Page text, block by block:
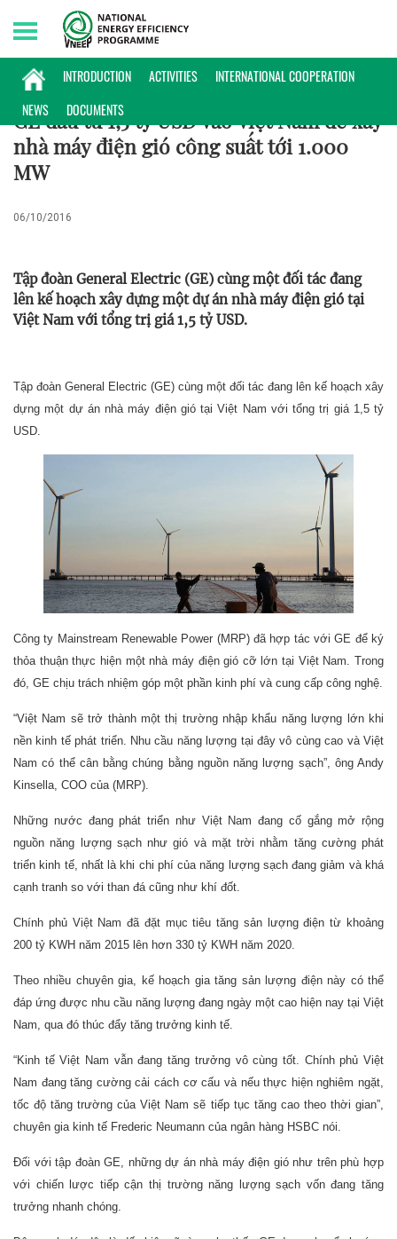
INTRODUCTION ACTIVITIES
INTERNATIONAL COOPERATION
NEWS
DOCUMENTS
Saturday, 08/08/2026 | 12:53 GMT+7
KINH NGHIỆM
GE đầu tư 1,5 tỷ USD vào Việt Nam để xây
nhà máy điện gió công suất tới 1.000
MW
06/10/2016
Tập đoàn General Electric (GE) cùng một đối tác đang
lên kế hoạch xây dựng một dự án nhà máy điện gió tại
Việt Nam với tổng trị giá 1,5 tỷ USD.
Tập đoàn General Electric (GE) cùng một đối tác đang lên kế hoạch xây
dựng một dự án nhà máy điện gió tại Việt Nam với tổng trị giá 1,5 tỷ
USD.
Công ty Mainstream Renewable Power (MRP) đã hợp tác với GE để ký
thỏa thuận thực hiện một nhà máy điện gió cỡ lớn tại Việt Nam. Trong
đó, GE chịu trách nhiệm góp một phần kinh phí và cung cấp công nghệ.
“Việt Nam sẽ trở thành một thị trường nhập khẩu năng lượng lớn khi
nền kinh tế phát triển. Nhu cầu năng lượng tại đây vô cùng cao và Việt
Nam có thể cân bằng chúng bằng nguồn năng lượng sạch”, ông Andy
Kinsella, COO của (MRP).
Những nước đang phát triển như Việt Nam đang cố gắng mở rộng
nguồn năng lượng sạch như gió và mặt trời nhằm tăng cường phát
triển kinh tế, nhất là khi chi phí của năng lượng sạch đang giảm và khá
cạnh tranh so với than đá cũng như khí đốt.
Chính phủ Việt Nam đã đặt mục tiêu tăng sản lượng điện từ khoảng
200 tỷ KWH năm 2015 lên hơn 330 tỷ KWH năm 2020.
Theo nhiều chuyên gia, kế hoạch gia tăng sản lượng điện này có thể
đáp ứng được nhu cầu năng lượng đang ngày một cao hiện nay tại Việt
Nam, qua đó thúc đẩy tăng trưởng kinh tế.
“Kinh tế Việt Nam vẫn đang tăng trưởng vô cùng tốt. Chính phủ Việt
Nam đang tăng cường cải cách cơ cấu và nếu thực hiện nghiêm ngặt,
tốc độ tăng trường của Việt Nam sẽ tiếp tục tăng cao theo thời gian”,
chuyên gia kinh tế Frederic Neumann của ngân hàng HSBC nói.
Đối với tập đoàn GE, những dự án nhà máy điện gió như trên phù hợp
với chiến lược tiếp cận thị trường năng lượng sạch vốn đang tăng
trưởng nhanh chóng.